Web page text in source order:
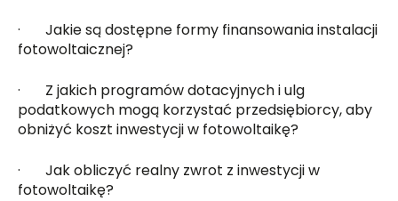
· Jakie są dostępne formy finansowania instalacji
fotowoltaicznej?
· Z jakich programów dotacyjnych i ulg
podatkowych mogą korzystać przedsiębiorcy, aby
obniżyć koszt inwestycji w fotowoltaikę?
· Jak obliczyć realny zwrot z inwestycji w
fotowoltaikę?